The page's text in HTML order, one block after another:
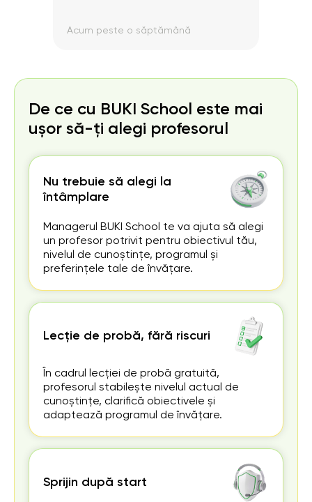
Acum peste o săptămână
De ce cu BUKI School este mai
ușor să-ți alegi profesorul
Nu trebuie să alegi la
întâmplare
Managerul BUKI School te va ajuta să alegi
un profesor potrivit pentru obiectivul tău,
nivelul de cunoștințe, programul și
preferințele tale de învățare.
Lecție de probă, fără riscuri
În cadrul lecției de probă gratuită,
profesorul stabilește nivelul actual de
cunoștințe, clarifică obiectivele și
adaptează programul de învățare.
Sprijin după start